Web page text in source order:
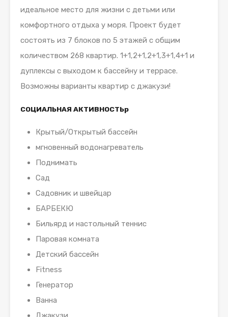
идеальное место для жизни с детьми или
комфортного отдыха у моря. Проект будет
состоять из 7 блоков по 5 этажей с общим
количеством 268 квартир. 1+1,2+1,2+1,3+1,4+1 и
дуплексы с выходом к бассейну и террасе.
Возможны варианты квартир с джакузи!
СОЦИАЛЬНАЯ АКТИВНОСТЬр
Крытый/Открытый бассейн
мгновенный водонагреватель
Поднимать
Сад
Садовник и швейцар
БАРБЕКЮ
Бильярд и настольный теннис
Паровая комната
Детский бассейн
Fitness
Генератор
Ванна